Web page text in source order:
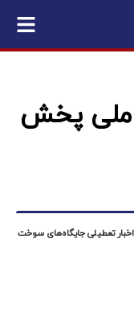
ملی پخش
تعطیلی جایگاه‌های سوخت